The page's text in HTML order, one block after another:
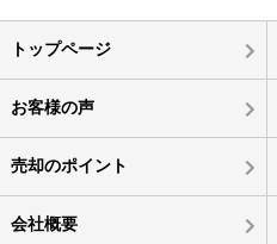
トップページ
お客様の声
売却のポイント
会社概要